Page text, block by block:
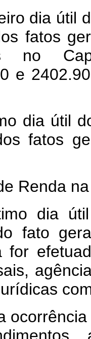
dia útil
fatos
no
e
dia útil
fatos
Renda
dia
fato
for